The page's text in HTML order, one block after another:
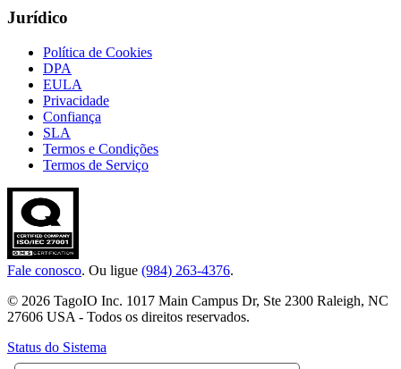
Jurídico
Política de Cookies
DPA
EULA
Privacidade
Confiança
SLA
Termos e Condições
Termos de Serviço
Fale conosco. Ou ligue (984) 263-4376.
© 2026 TagoIO Inc. 1017 Main Campus Dr, Ste 2300 Raleigh, NC
27606 USA - Todos os direitos reservados.
Status do Sistema